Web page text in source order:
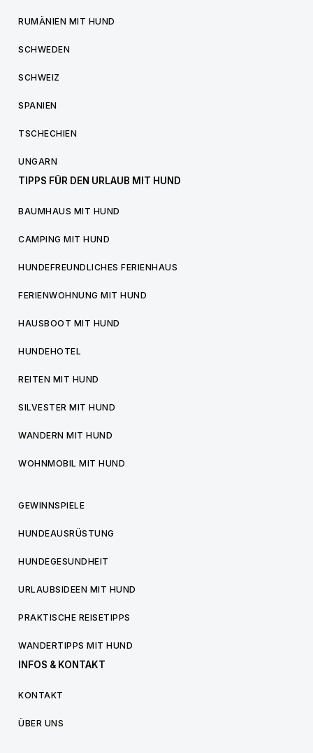
RUMÄNIEN MIT HUND
SCHWEDEN
SCHWEIZ
SPANIEN
TSCHECHIEN
UNGARN
TIPPS FÜR DEN URLAUB MIT HUND
BAUMHAUS MIT HUND
CAMPING MIT HUND
HUNDEFREUNDLICHES FERIENHAUS
FERIENWOHNUNG MIT HUND
HAUSBOOT MIT HUND
HUNDEHOTEL
REITEN MIT HUND
SILVESTER MIT HUND
WANDERN MIT HUND
WOHNMOBIL MIT HUND
GEWINNSPIELE
HUNDEAUSRÜSTUNG
HUNDEGESUNDHEIT
URLAUBSIDEEN MIT HUND
PRAKTISCHE REISETIPPS
WANDERTIPPS MIT HUND
INFOS & KONTAKT
KONTAKT
ÜBER UNS